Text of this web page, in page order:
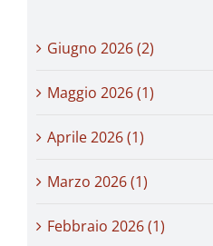
Giugno 2026 (2)
Maggio 2026 (1)
Aprile 2026 (1)
Marzo 2026 (1)
Febbraio 2026 (1)